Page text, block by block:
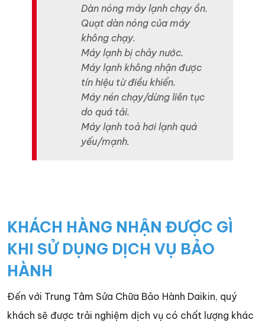
Dàn nóng máy lạnh chạy ồn.
Quạt dàn nóng của máy
không chạy.
Máy lạnh bị chảy nước.
Máy lạnh không nhận được
tín hiệu từ điều khiển.
Máy nén chạy/dừng liên tục
do quá tải.
Máy lạnh toả hơi lạnh quá
yếu/mạnh.
KHÁCH HÀNG NHẬN ĐƯỢC GÌ
KHI SỬ DỤNG DỊCH VỤ BẢO
HÀNH
Đến với Trung Tâm Sửa Chữa Bảo Hành Daikin, quý
khách sẽ được trải nghiệm dịch vụ có chất lượng khác